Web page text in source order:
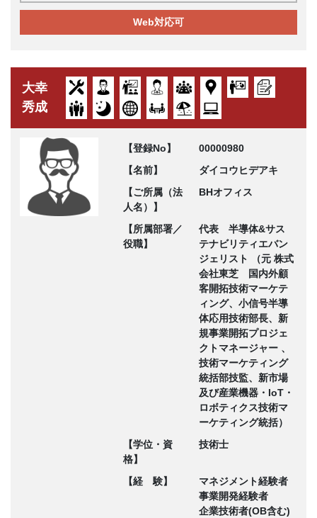
Web対応可
大幸
秀成
【登録No】
00000980
【名前】
ダイコウヒデアキ
【ご所属（法
人名）】
BHオフィス
【所属部署／
役職】
代表 半導体&サス
テナビリティエバン
ジェリスト （元 株式
会社東芝 国内外顧
客開拓技術マーケテ
ィング、小信号半導
体応用技術部長、新
規事業開拓プロジェ
クトマネージャー 、
技術マーケティング
統括部技監、新市場
及び産業機器・IoT・
ロボティクス技術マ
ーケティング統括）
【学位・資
格】
技術士
【経 験】
マネジメント経験者
事業開発経験者
企業技術者(OB含む)